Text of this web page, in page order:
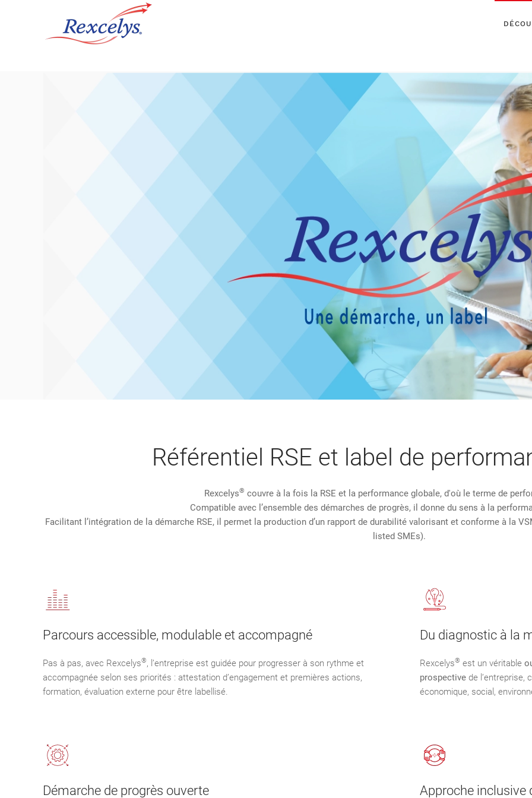
Référentiel RSE et label de
Rexcelys® couvre à la fois la RSE et la performance globale, d'où le terme de
Compatible avec l’ensemble des démarches de progrès, il donne du sens à la
Facilitant l’intégration de la démarche RSE, il permet la production d’un rapport de durabilité valorisant et conforme à la
listed SMEs).
Parcours accessible, modulable et accompagné
Pas à pas, avec Rexcelys®, l’entreprise est guidée pour progresser à son rythme et
accompagnée selon ses priorités : attestation d’engagement et premières actions,
formation, évaluation externe pour être labellisé.
Du diagnostic à la
Rexcelys® est un véritable
prospective de l’entreprise,
économique, social,
Démarche de progrès ouverte Approche inclusive